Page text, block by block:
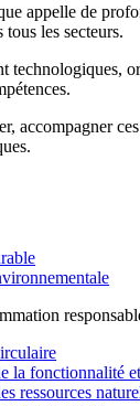
appelle de
tous les secteurs.
technologiques,
accompagner
la fonctionnalité
ressources